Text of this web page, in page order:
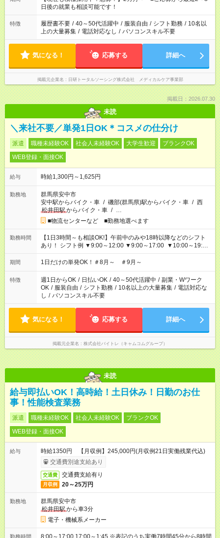
の方へ 今ご覧のお仕事で希望する勤務時間と、もう1つのお仕事
の勤務時間。 合計で週40時間を超える場合は応募できません。
日後の就業も相談可能です！
特徴 履歴書不要 / 40～50代活躍中 / 服装自由 / シフト勤務 / 10名以
上の大量募集 / 電話対応なし / パソコンスキル不要
気になる！ 応募する 詳細へ
掲載元企業名 日研トータルソーシング株式会社 メディカルケア事業部
掲載日：2026.07.30
未読
＼来社不要／単発1日OK＊コスメの仕分け
派遣 職種未経験OK 社会人未経験OK 大学生歓迎
ブランクOK
WEB登録・面接OK
給与 時給1,300円～1,625円
勤務地
群馬県安中市
安中駅からバイク・車 / 磯部(群馬県)駅からバイク・車 / 西
松井田駅からバイク・車 / …
■物流センターなど ■勤務地選べます
勤務時間
【1日3時間～も相談OK!】午前中のみや18時以降などのシフト
あり！ シフト例 ▼9:00～12:00 ▼9:00～17:00 ▼10:00～19:00
▼18:00～21:00
期間 1日だけの単発OK！＃8月～ ＃9月～
特徴 週1日からOK / 日払いOK / 40～50代活躍中 / 副業・Wワーク
OK / 服装自由 / シフト勤務 / 10名以上の大量募集 / 電話対応な
し / パソコンスキル不要
気になる！ 応募する 詳細へ
掲載元企業名 株式会社バイトレ（キャムコムグループ）
未読
給与即払いOK！高時給！土日休み！日勤のお仕
事！性能検査業務
派遣 職種未経験OK 社会人未経験OK
ブランクOK
WEB登録・面接OK
給与
時給1350円 【月収例】245,000円(月収例21日実働残業代込)
交通費別途支給あり
交通費 交通費支給有り
月収例 20～25万円
勤務地
群馬県安中市
松井田駅から車3分
電子・機械系メーカー
勤務時間 8:00～17:00 17:00～1:45 ※表記のうち実働7時間45分から8時間